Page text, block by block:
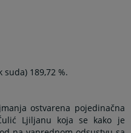
189,72 %.
ostvarena pojedinačna
Ljiljanu koja se kako je